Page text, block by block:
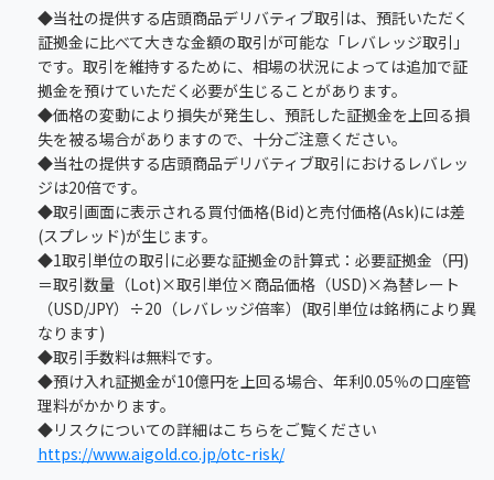
◆当社の提供する店頭商品デリバティブ取引は、預託いただく
証拠金に比べて大きな金額の取引が可能な「レバレッジ取引」
です。取引を維持するために、相場の状況によっては追加で証
拠金を預けていただく必要が生じることがあります。
◆価格の変動により損失が発生し、預託した証拠金を上回る損
失を被る場合がありますので、十分ご注意ください。
◆当社の提供する店頭商品デリバティブ取引におけるレバレッ
ジは20倍です。
◆取引画面に表示される買付価格(Bid)と売付価格(Ask)には差
(スプレッド)が生じます。
◆1取引単位の取引に必要な証拠金の計算式：必要証拠金（円)
＝取引数量（Lot)×取引単位×商品価格（USD)×為替レート
（USD/JPY）÷20（レバレッジ倍率）(取引単位は銘柄により異
なります)
◆取引手数料は無料です。
◆預け入れ証拠金が10億円を上回る場合、年利0.05％の口座管
理料がかかります。
◆リスクについての詳細はこちらをご覧ください
https://www.aigold.co.jp/otc-risk/